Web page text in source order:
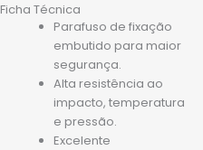
Ficha Técnica
Parafuso de fixação
embutido para maior
segurança.
Alta resistência ao
impacto, temperatura
e pressão.
Excelente